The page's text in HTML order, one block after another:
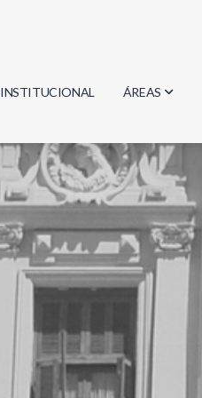
INSTITUCIONAL ÁREAS
Biología
Física
Geociencias
Informática
Matemática